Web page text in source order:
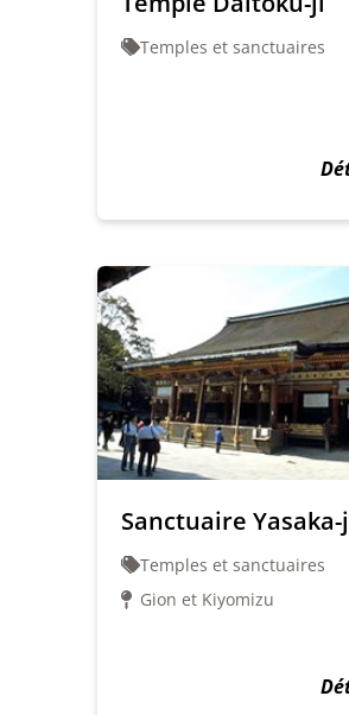
Temples et sanctuaires
Sanctuaire
Temples et sanctuaires
Gion et Kiyomizu